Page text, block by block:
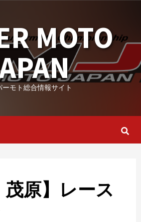
MOTO
ーモト総合情報サイト
茂原】レース